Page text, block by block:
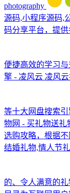
photography
源码,小程序源码,
码分享平台，提
便捷高效的学习与
擎 - 凌风云 凌风
等十大网盘搜索
物网 - 买礼物送礼
选购攻略，根据
结婚礼物,情人节
的、令人满意的礼